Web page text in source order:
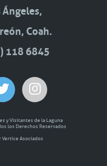
Coah.
118 6845
y Visitantes de la Laguna
los Derechos Reservados
Asociados